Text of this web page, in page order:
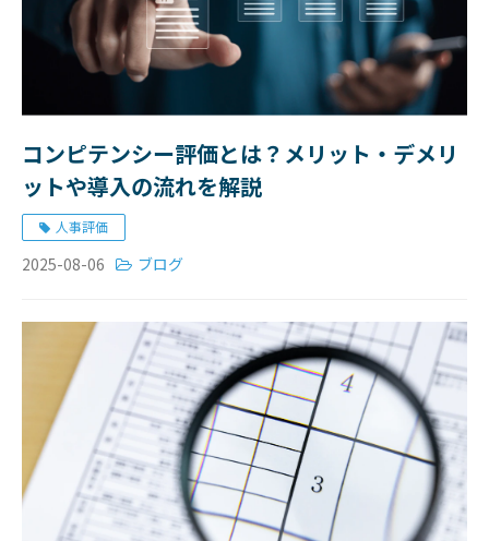
コンピテンシー評価とは？メリット・デメリ
ットや導入の流れを解説
人事評価
2025-08-06 ブログ